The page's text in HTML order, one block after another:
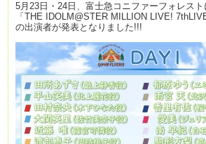
5月23日・24日、富士急コニファーフォレスト
「THE IDOLM@STER MILLION LIVE!
の出演者が発表となりました!!!